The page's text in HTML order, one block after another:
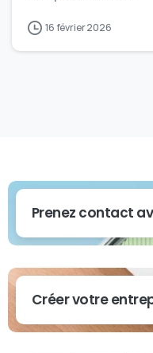
16 février 2026
Prenez contact
Créer votre